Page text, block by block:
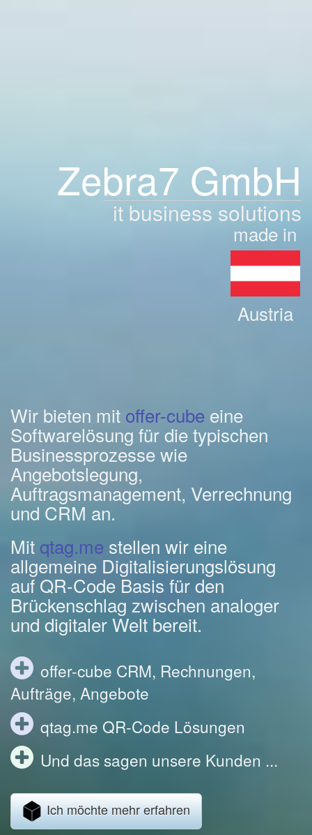
Zebra7 GmbH
it business solutions
made in
Austria
Wir bieten mit offer-cube eine
Softwarelösung für die typischen
Businessprozesse wie
Angebotslegung,
Auftragsmanagement, Verrechnung
und CRM an.
Mit qtag.me stellen wir eine
allgemeine Digitalisierungslösung
auf QR-Code Basis für den
Brückenschlag zwischen analoger
und digitaler Welt bereit.
offer-cube CRM, Rechnungen,
Aufträge, Angebote
qtag.me QR-Code Lösungen
Und das sagen unsere Kunden ...
Ich möchte mehr erfahren